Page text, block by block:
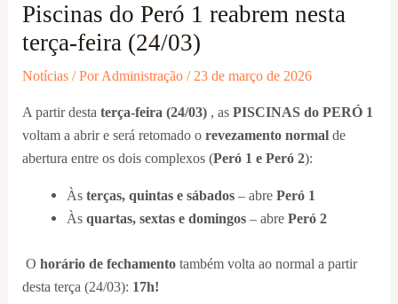
Piscinas do Peró 1 reabrem nesta
terça-feira (24/03)
Notícias / PorAdministração/23 de março de 2026
A partir destaterça-feira (24/03) , asPISCINAS do PERÓ 1
voltam a abrir e será retomado orevezamento normal de
abertura entre os dois complexos (Peró 1 e Peró 2):
Às terças, quintas e sábados– abre Peró 1
Às quartas, sextas e domingos– abre Peró 2
Ohorário de fechamento também volta ao normal a partir
desta terça (24/03): 17h!